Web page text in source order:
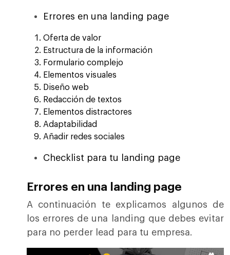
Errores en una landing page
Oferta de valor
Estructura de la información
Formulario complejo
Elementos visuales
Diseño web
Redacción de textos
Elementos distractores
Adaptabilidad
Añadir redes sociales
Checklist para tu landing page
Errores en una landing page
A continuación te explicamos algunos de
los errores de una landing que debes evitar
para no perder lead para tu empresa.